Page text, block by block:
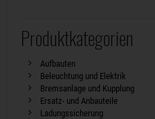
Produktkategorien
Aufbauten
Beleuchtung und Elektrik
Bremsanlage und Kupplung
Ersatz- und Anbauteile
Ladungssicherung